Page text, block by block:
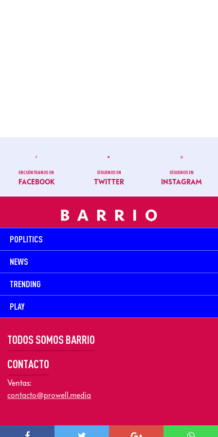
ENCUÉNTRANOS EN
FACEBOOK
SÍGUENOS EN
TWITTER
SÍGUENOS EN
INSTAGRAM
POPLITICS
NEWS
TRENDING
PLAY
TODOS SOMOS BARRIO
CONTACTO
Ventas:
contacto@prowell.media